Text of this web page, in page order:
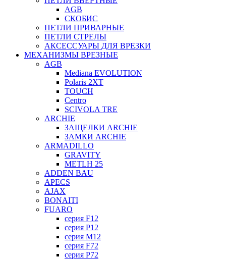
AGB
СКОБИС
ПЕТЛИ ПРИВАРНЫЕ
ПЕТЛИ СТРЕЛЫ
АКСЕССУАРЫ ДЛЯ ВРЕЗКИ
МЕХАНИЗМЫ ВРЕЗНЫЕ
AGB
Mediana EVOLUTION
Polaris 2XT
TOUCH
Centro
SCIVOLA TRE
ARCHIE
ЗАЩЕЛКИ ARCHIE
ЗАМКИ ARCHIE
ARMADILLO
GRAVITY
METLH 25
ADDEN BAU
APECS
AJAX
BONAITI
FUARO
серия F12
серия P12
серия M12
серия F72
серия P72